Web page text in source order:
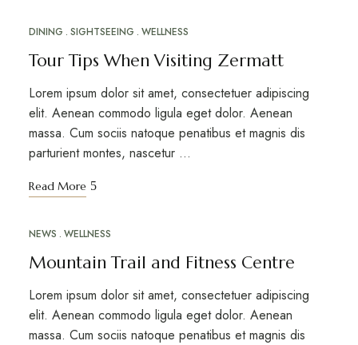
MAR
DINING SIGHTSEEING WELLNESS
Tour Tips When Visiting Zermatt
Lorem ipsum dolor sit amet, consectetuer adipiscing
elit. Aenean commodo ligula eget dolor. Aenean
massa. Cum sociis natoque penatibus et magnis dis
parturient montes, nascetur …
Read More
MAR
NEWS WELLNESS
Mountain Trail and Fitness Centre
Lorem ipsum dolor sit amet, consectetuer adipiscing
elit. Aenean commodo ligula eget dolor. Aenean
massa. Cum sociis natoque penatibus et magnis dis